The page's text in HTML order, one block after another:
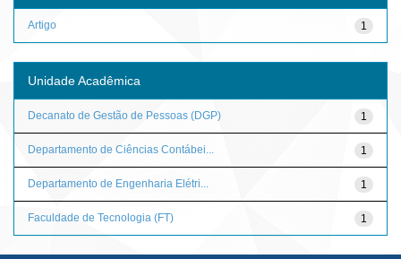
1
Artigo
Unidade Acadêmica
1
Decanato de Gestão de Pessoas (DGP)
1
Departamento de Ciências Contábei...
1
Departamento de Engenharia Elétri...
1
Faculdade de Tecnologia (FT)